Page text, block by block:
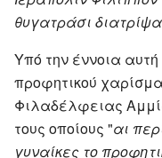
θυγατράσι
Υπό την έννοια αυτή
προφητικού
Φιλαδέλφειας
τους οποίους "αι
γυναίκες το